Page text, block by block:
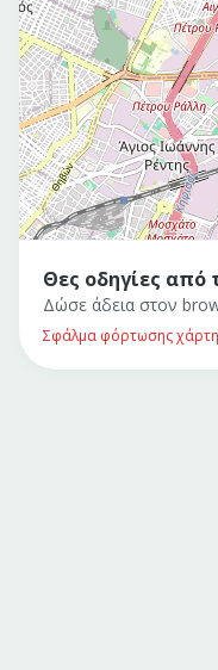
Θες οδηγίες από
Δώσε άδεια στον
Σφάλμα φόρτωσης